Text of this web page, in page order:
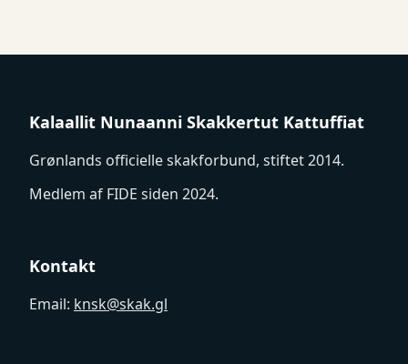
Kalaallit Nunaanni Skakkertut Kattuffiat
Grønlands officielle skakforbund, stiftet 2014.
Medlem af FIDE siden 2024.
Kontakt
Email: knsk@skak.gl